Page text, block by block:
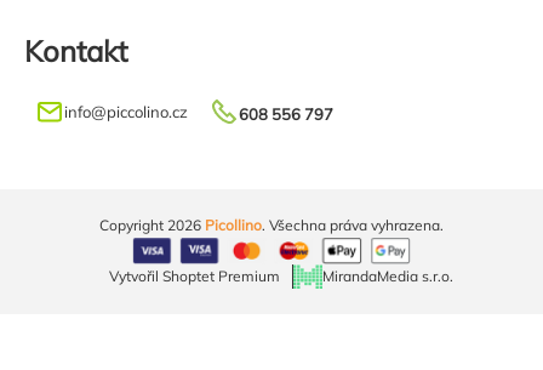
Kontakt
info@piccolino.cz 608 556 797
Vytvořil Shoptet Premium MirandaMedia s.r.o.
Copyright 2026 Picollino. Všechna práva vyhrazena.